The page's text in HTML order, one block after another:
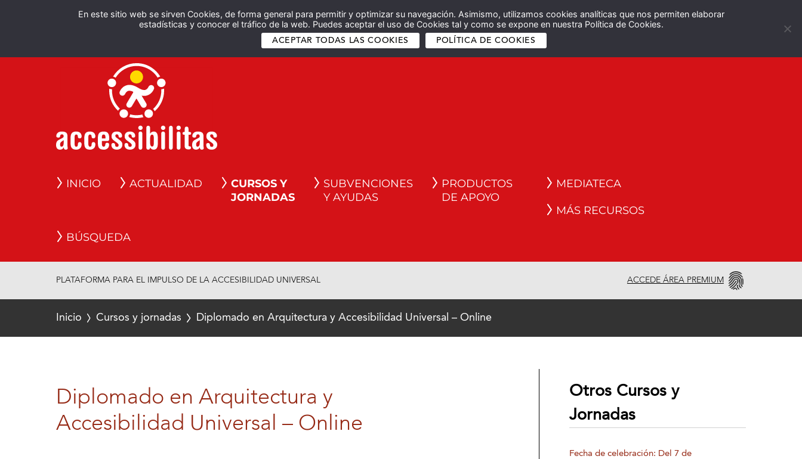
En este sitio web se sirven Cookies, de forma general para permitir y optimizar su navegación. Asimismo, utilizamos cookies analíticas que nos permiten elaborar
estadísticas y conocer el tráfico de la web. Puedes aceptar el uso de Cookies tal y como se expone en nuestra Política de Cookies.
ACEPTAR TODAS LAS COOKIES POLÍTICA DE COOKIES
Español English
INICIO ACTUALIDAD
CURSOS Y
JORNADAS
SUBVENCIONES
Y AYUDAS
PRODUCTOS
DE APOYO
MEDIATECA
MÁS RECURSOS
BÚSQUEDA
PLATAFORMA PARA EL IMPULSO DE LA ACCESIBILIDAD UNIVERSAL ACCEDE ÁREA PREMIUM
Inicio Cursos y jornadas Diplomado en Arquitectura y Accesibilidad Universal – Online
Diplomado en Arquitectura y
Accesibilidad Universal – Online
Otros Cursos y
Jornadas
Fecha de celebración: Del 7 de